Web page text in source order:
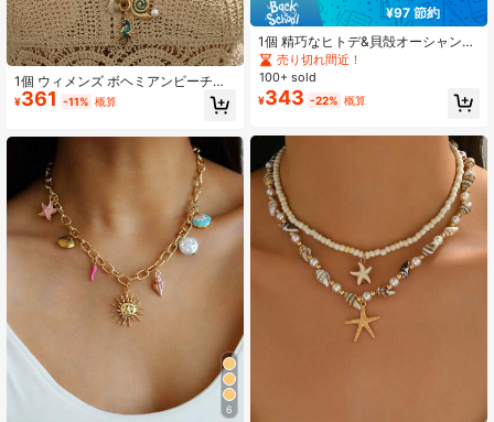
1個 ウィメンズ ボヘミアンビーチリ
ゾート オーシャン ヒトデ貝殻タツノ
オトシゴ CCB マルチペンダント フ
チェーン Y型ネックレス、ドレス、
カジュアル、デート、パーティー、
ギフトに最適なファッションジュエ
リーアクセサリー
¥361 -11% 概算
6
¥97 節約
1個 精巧なヒトデ&貝殻オーシャンス
タイル マルチカラーメタルネックレ
ス レディース パーティー、舞踏会、
集まり、ビーチバケーションに適し
ています
売り切れ間近！
100+ sold
¥343 -22% 概算